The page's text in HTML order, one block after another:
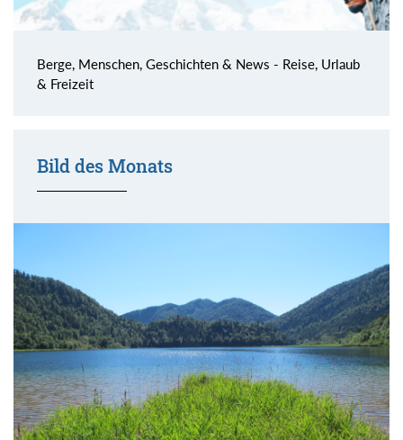
Berge, Menschen, Geschichten & News - Reise, Urlaub
& Freizeit
Bild des Monats